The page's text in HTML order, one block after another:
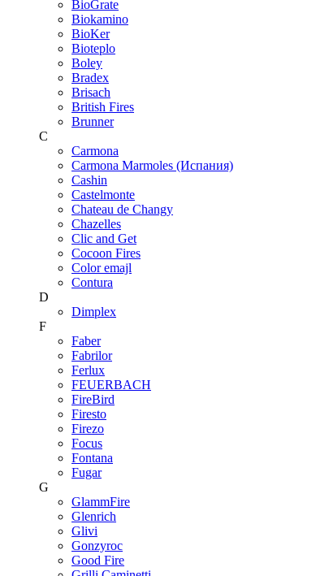
BioGrate
Biokamino
BioKer
Bioteplo
Boley
Bradex
Brisach
British Fires
Brunner
C
Carmona
Carmona Marmoles (Испания)
Cashin
Castelmonte
Chateau de Changy
Chazelles
Clic and Get
Cocoon Fires
Color emajl
Contura
D
Dimplex
F
Faber
Fabrilor
Ferlux
FEUERBACH
FireBird
Firesto
Firezo
Focus
Fontana
Fugar
G
GlammFire
Glenrich
Glivi
Gonzyroc
Good Fire